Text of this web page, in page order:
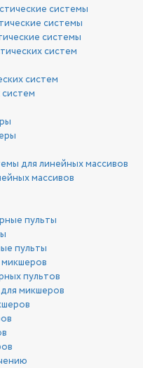
системы
системы
системы
систем
систем
для линейных массивов
массивов
пульты
пульты
пультов
микшеров